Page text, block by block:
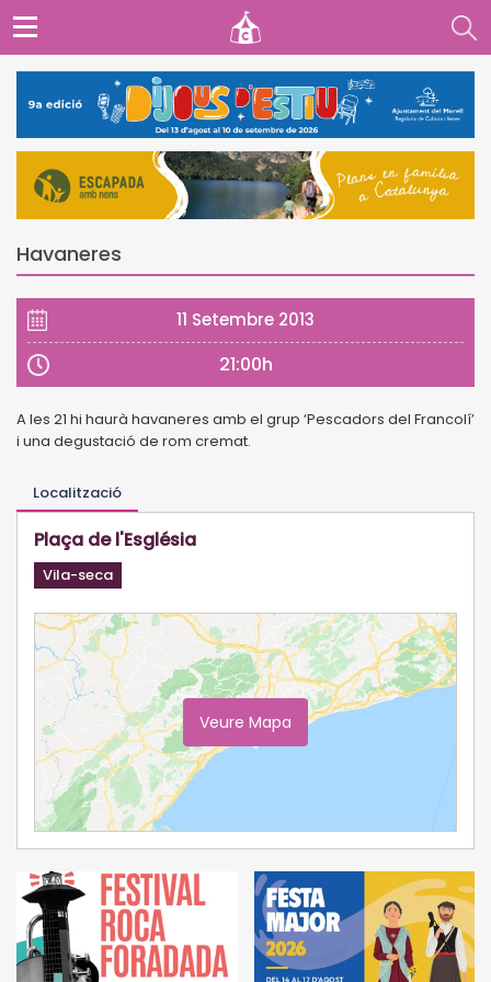
Havaneres
11 Setembre 2013
21:00h
A les 21 hi haurà havaneres amb el grup ‘Pescadors del Francolí’
i una degustació de rom cremat.
Localització
Plaça de l'Església
Vila-seca
Veure Mapa